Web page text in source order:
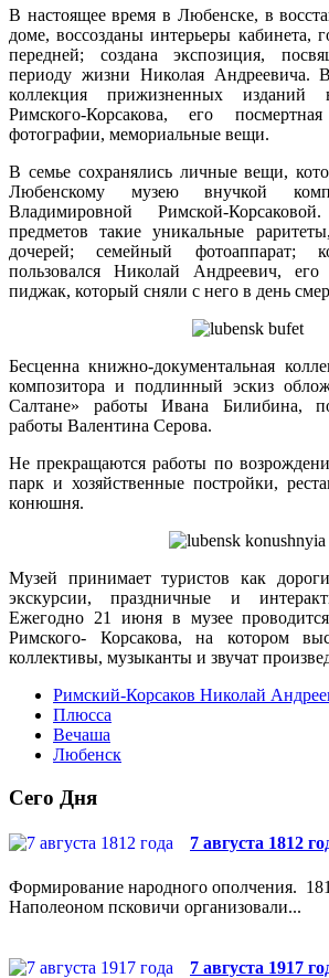
В настоящее время в Любенске, в
доме, воссозданы интерьеры кабинета,
передней; создана экспозиция,
периоду жизни Николая Андреевича.
коллекция прижизненных изданий
Римского-Корсакова, его
фотографии, мемориальные вещи.
В семье сохранялись личные вещи,
Любенскому музею внучкой
Владимировной Римской-
предметов такие уникальные
дочерей; семейный фотоаппарат;
пользовался Николай Андреевич,
пиджак, который сняли с него в день
Бесценна книжно-документальная
композитора и подлинный эскиз
Салтане» работы Ивана Билибина,
работы Валентина Серова.
Не прекращаются работы по
парк и хозяйственные постройки,
конюшня.
Музей принимает туристов как
экскурсии, праздничные и
Ежегодно 21 июня в музее
Римского- Корсакова, на котором
коллективы, музыканты и звучат
Римский-Корсаков Николай
Плюсса
Вечаша
Любенск
Сего Дня
7 августа 1812
Формирование народного ополчения.
Наполеоном псковичи организовали...
7 августа 1917